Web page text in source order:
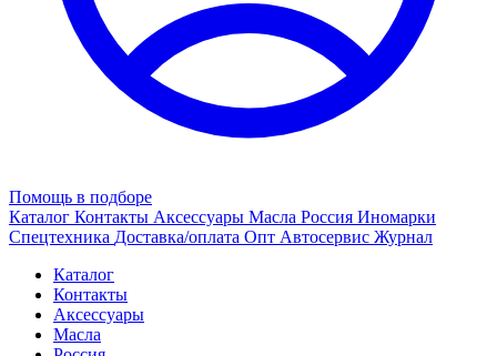
Помощь в подборе
Каталог Контакты Аксессуары Масла Россия Иномарки
Спецтехника Доставка/оплата Опт Автосервис Журнал
Каталог
Контакты
Аксессуары
Масла